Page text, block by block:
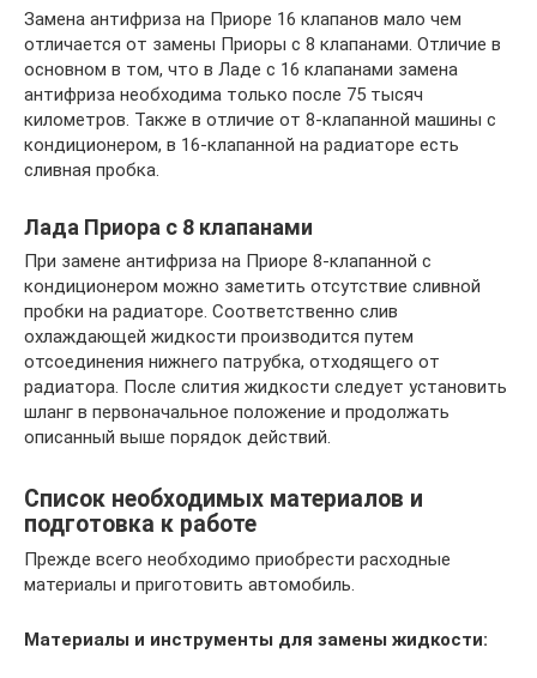
Замена антифриза на Приоре 16 клапанов мало чем
отличается от замены Приоры с 8 клапанами. Отличие в
основном в том, что в Ладе с 16 клапанами замена
антифриза необходима только после 75 тысяч
километров. Также в отличие от 8-клапанной машины с
кондиционером, в 16-клапанной на радиаторе есть
сливная пробка.
Лада Приора с 8 клапанами
При замене антифриза на Приоре 8-клапанной с
кондиционером можно заметить отсутствие сливной
пробки на радиаторе. Соответственно слив
охлаждающей жидкости производится путем
отсоединения нижнего патрубка, отходящего от
радиатора. После слития жидкости следует установить
шланг в первоначальное положение и продолжать
описанный выше порядок действий.
Список необходимых материалов и
подготовка к работе
Прежде всего необходимо приобрести расходные
материалы и приготовить автомобиль.
Материалы и инструменты для замены жидкости: